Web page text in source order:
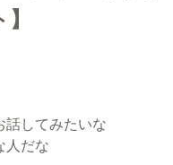
話してみたいな
人だな